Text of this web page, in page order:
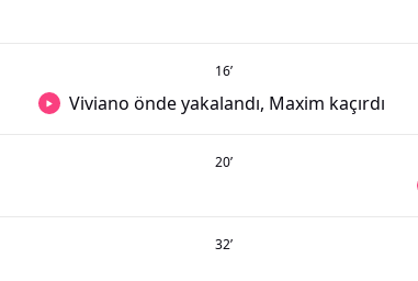
16’
Viviano önde yakalandı, Maxim kaçırdı
20’
32’